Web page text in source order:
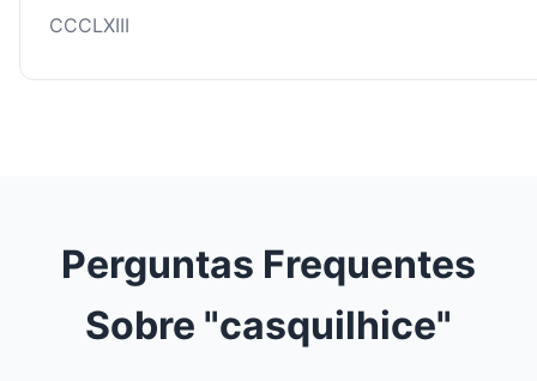
CCCLXIII
Perguntas Frequentes
Sobre "casquilhice"